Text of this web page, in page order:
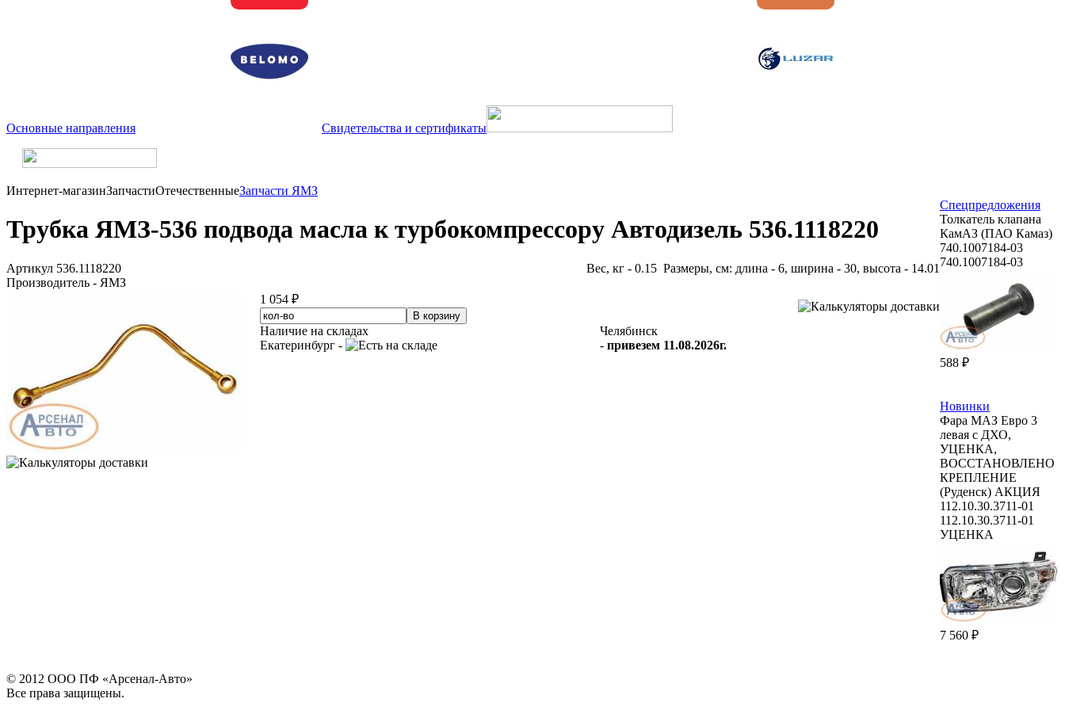
Основные направления Свидетельства и сертификаты
Интернет-магазинЗапчастиОтечественныеЗапчасти ЯМЗ
Трубка ЯМЗ-536 подвода масла к турбокомпрессору Автодизель 536.1118220
Артикул 536.1118220
Производитель - ЯМЗ
Вес, кг - 0.15 Размеры, см: длина - 6, ширина - 30, высота - 14.01
1 054 ₽
Наличие на складах
Екатеринбург -
Челябинск
- привезем 11.08.2026г.
Спецпредложения
Толкатель клапана
КамАЗ (ПАО Камаз)
740.1007184-03
740.1007184-03
588 ₽
Новинки
Фара МАЗ Евро 3
левая с ДХО,
УЦЕНКА,
ВОССТАНОВЛЕНО
КРЕПЛЕНИЕ
(Руденск) АКЦИЯ
112.10.30.3711-01
112.10.30.3711-01
УЦЕНКА
7 560 ₽
© 2012 ООО ПФ «Арсенал-Авто»
Все права защищены.